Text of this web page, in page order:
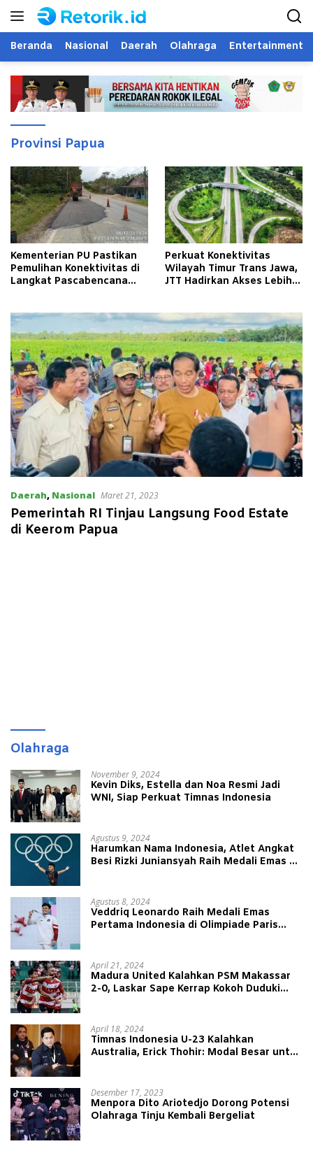
Langsung
Beranda Nasional Daerah Olahraga Entertainment
Provinsi Papua
Kementerian PU Pastikan
Pemulihan Konektivitas di
Langkat Pascabencana
Perkuat Konektivitas
Wilayah Timur Trans Jawa,
JTT Hadirkan Akses Lebih
Daerah, Nasional Maret 21, 2023
Pemerintah RI Tinjau Langsung Food Estate
di Keerom Papua
Olahraga
November 9, 2024
Kevin Diks, Estella dan Noa Resmi Jadi
WNI, Siap Perkuat Timnas Indonesia
Agustus 9, 2024
Harumkan Nama Indonesia, Atlet Angkat
Besi Rizki Juniansyah Raih Medali Emas di
Agustus 8, 2024
Veddriq Leonardo Raih Medali Emas
Pertama Indonesia di Olimpiade Paris
April 21, 2024
Madura United Kalahkan PSM Makassar
2-0, Laskar Sape Kerrap Kokoh Duduki
April 18, 2024
Timnas Indonesia U-23 Kalahkan
Australia, Erick Thohir: Modal Besar untuk
Desember 17, 2023
Menpora Dito Ariotedjo Dorong Potensi
Olahraga Tinju Kembali Bergeliat